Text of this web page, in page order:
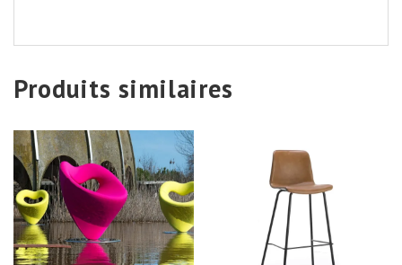
Produits similaires